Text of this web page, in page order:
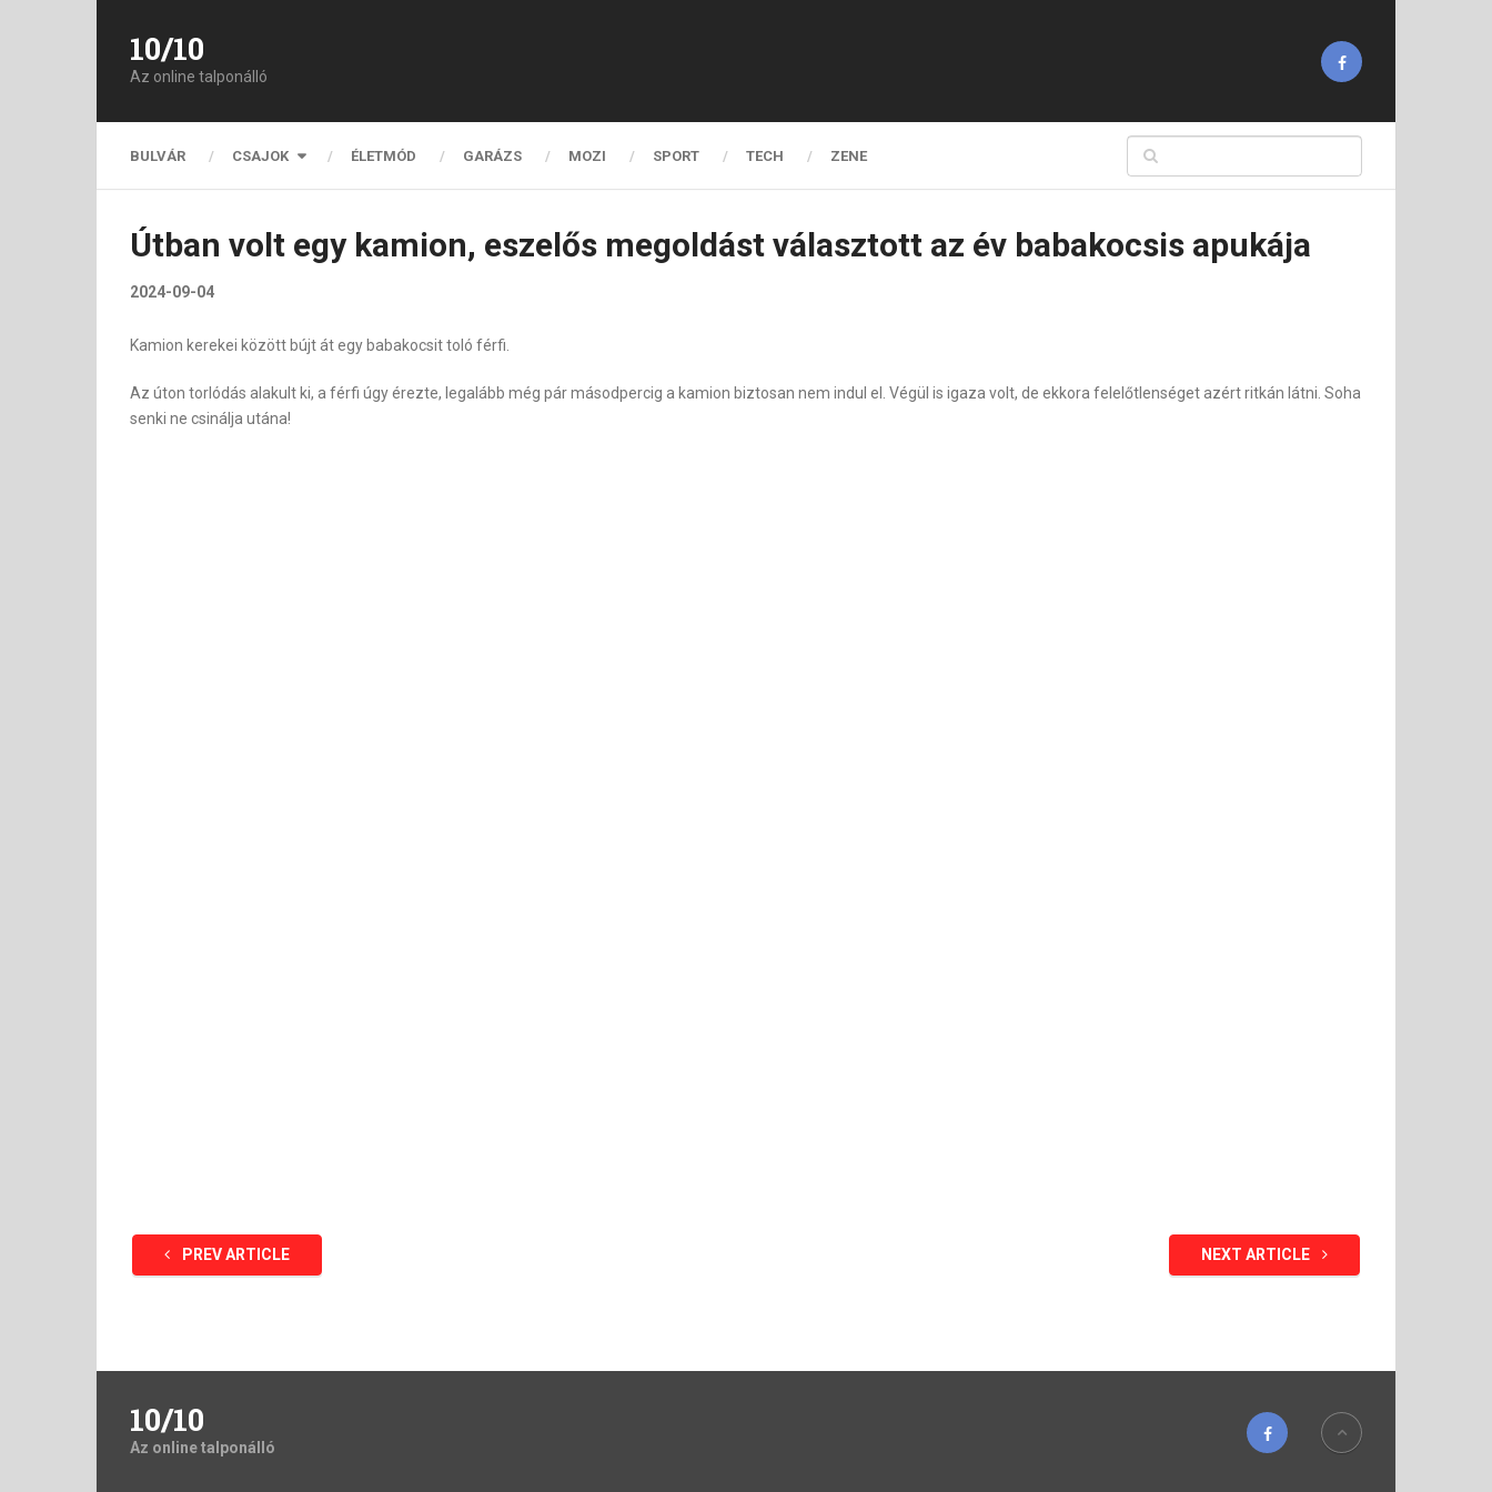
10/10
Az online talponálló
BULVÁR CSAJOK ÉLETMÓD GARÁZS MOZI SPORT TECH ZENE
Útban volt egy kamion, eszelős megoldást választott az év babakocsis apukája
2024-09-04
Kamion kerekei között bújt át egy babakocsit toló férfi.
Az úton torlódás alakult ki, a férfi úgy érezte, legalább még pár másodpercig a kamion biztosan nem indul el. Végül is igaza volt, de ekkora felelőtlenséget azért ritkán látni. Soha
senki ne csinálja utána!
PREV ARTICLE NEXT ARTICLE
10/10
Az online talponálló